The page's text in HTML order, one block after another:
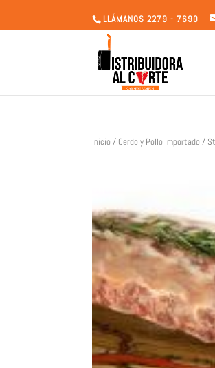
LLÁMANOS 2279 - 7690
Inicio / Cerdo y Pollo Importado /